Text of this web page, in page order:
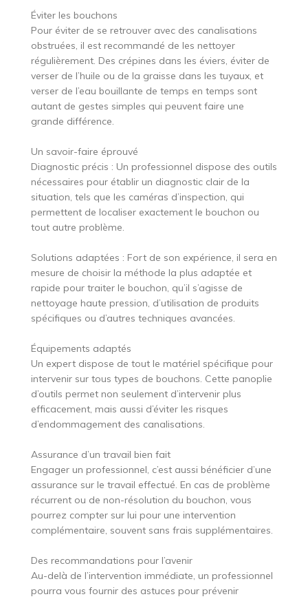
Éviter les bouchons
Pour éviter de se retrouver avec des canalisations
obstruées, il est recommandé de les nettoyer
régulièrement. Des crépines dans les éviers, éviter de
verser de l’huile ou de la graisse dans les tuyaux, et
verser de l’eau bouillante de temps en temps sont
autant de gestes simples qui peuvent faire une
grande différence.
Un savoir-faire éprouvé
Diagnostic précis : Un professionnel dispose des outils
nécessaires pour établir un diagnostic clair de la
situation, tels que les caméras d’inspection, qui
permettent de localiser exactement le bouchon ou
tout autre problème.
Solutions adaptées : Fort de son expérience, il sera en
mesure de choisir la méthode la plus adaptée et
rapide pour traiter le bouchon, qu’il s’agisse de
nettoyage haute pression, d’utilisation de produits
spécifiques ou d’autres techniques avancées.
Équipements adaptés
Un expert dispose de tout le matériel spécifique pour
intervenir sur tous types de bouchons. Cette panoplie
d’outils permet non seulement d’intervenir plus
efficacement, mais aussi d’éviter les risques
d’endommagement des canalisations.
Assurance d’un travail bien fait
Engager un professionnel, c’est aussi bénéficier d’une
assurance sur le travail effectué. En cas de problème
récurrent ou de non-résolution du bouchon, vous
pourrez compter sur lui pour une intervention
complémentaire, souvent sans frais supplémentaires.
Des recommandations pour l’avenir
Au-delà de l’intervention immédiate, un professionnel
pourra vous fournir des astuces pour prévenir